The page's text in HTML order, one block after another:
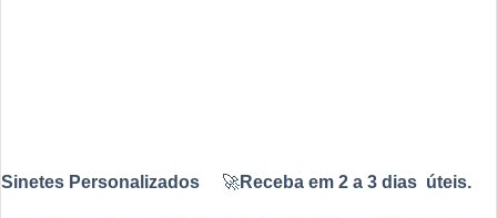
Sinetes Personalizados 🚀Receba em 2 a 3 dias úteis.